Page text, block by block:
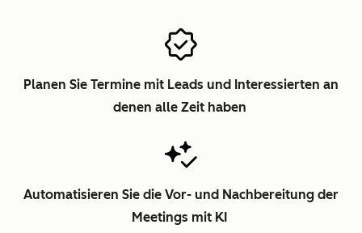
Planen Sie Termine mit Leads und Interessierten an
denen alle Zeit haben
Automatisieren Sie die Vor- und Nachbereitung der
Meetings mit KI